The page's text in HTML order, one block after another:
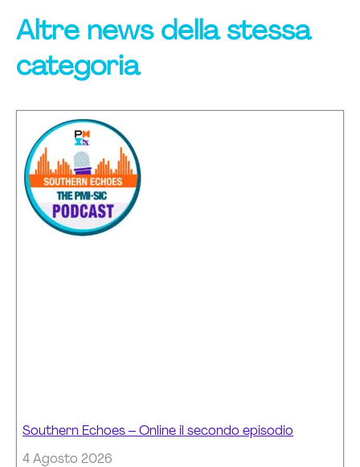
Altre news della stessa
categoria
Southern Echoes – Online il secondo episodio
4 Agosto 2026